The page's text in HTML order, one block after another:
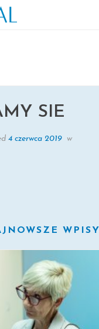
SIE
4 czerwca 2019 w
WPISY